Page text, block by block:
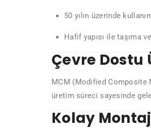
50 yılın üzerinde
Hafif yapısı ile taşıma
Çevre Dostu
MCM (Modified Composite
üretim süreci sayesinde
Kolay Montaj